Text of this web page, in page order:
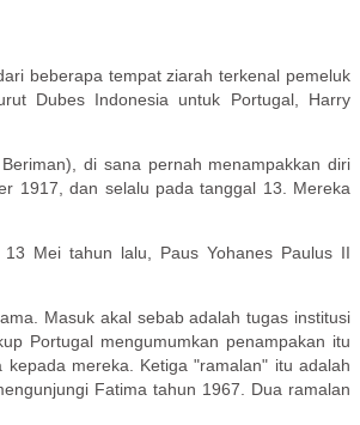
beberapa tempat ziarah terkenal pemeluk
Dubes Indonesia untuk Portugal, Harry
di sana pernah menampakkan diri
1917, dan selalu pada tanggal 13. Mereka
Mei tahun lalu, Paus Yohanes Paulus II
Masuk akal sebab adalah tugas institusi
Portugal mengumumkan penampakan itu
mereka. Ketiga "ramalan" itu adalah
Fatima tahun 1967. Dua ramalan